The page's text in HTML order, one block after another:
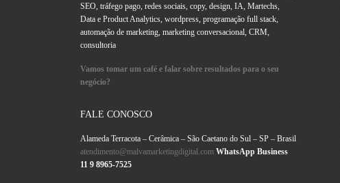
SEO, tráfego pago, redes sociais, copy, design, IA, Martechs,
Data e Product Analytics, wordpress, programação full stack,
automação de marketing, marketing conversacional, CRM,
consultoria
Vamos tomar um café e falar sobre resultados para o seu
negócio?
FALE CONOSCO
Alameda Terracota – Cerâmica – São Caetano do Sul – SP – Brasil
atendimento@malvamarketingdigital.com WhatsApp Business
11 9 8965-7525